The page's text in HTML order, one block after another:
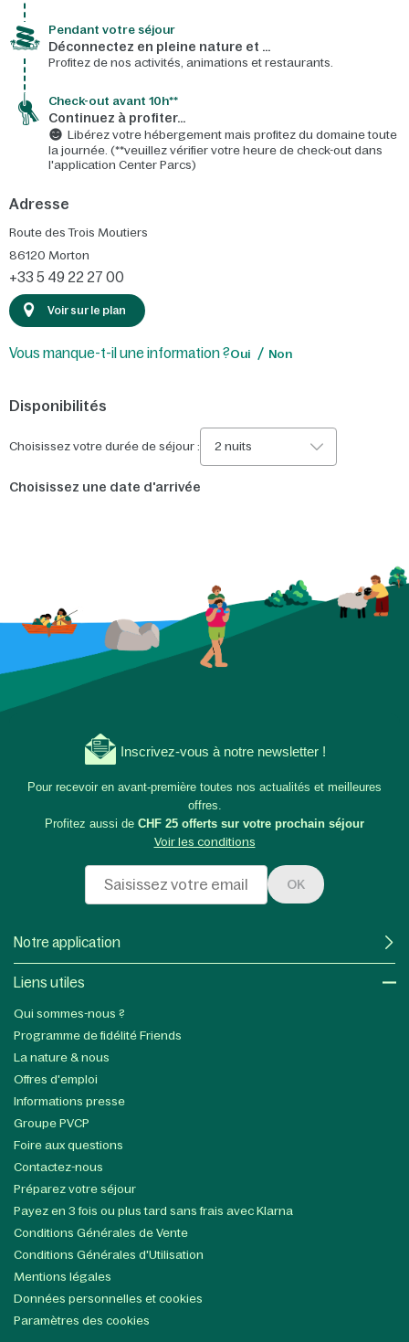
Pendant votre séjour
Déconnectez en pleine nature et …
Profitez de nos activités, animations et restaurants.
Check-out avant 10h**
Continuez à profiter…
Libérez votre hébergement mais profitez du domaine toute
la journée. (**veuillez vérifier votre heure de check-out dans
l'application Center Parcs)
Adresse
Route des Trois Moutiers
86120 Morton
+33 5 49 22 27 00
Voir sur le plan
Vous manque-t-il une information ?Oui Non
Disponibilités
Choisissez votre durée de séjour : 2 nuits
Choisissez une date d'arrivée
Inscrivez-vous à notre newsletter !
Pour recevoir en avant-première toutes nos actualités et meilleures
offres.
Profitez aussi de CHF 25 offerts sur votre prochain séjour
Voir les conditions
OK
Notre application
Liens utiles​
Qui sommes-nous ?
Programme de fidélité Friends
La nature & nous
Offres d'emploi
Informations presse
Groupe PVCP
Foire aux questions
Contactez-nous
Préparez votre séjour
Payez en 3 fois ou plus tard sans frais avec Klarna
Conditions Générales de Vente
Conditions Générales d'Utilisation
Mentions légales
Données personnelles et cookies
Paramètres des cookies